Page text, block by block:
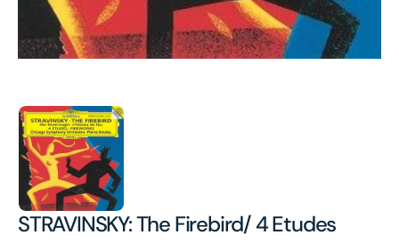
STRAVINSKY: The Firebird/ 4 Etudes